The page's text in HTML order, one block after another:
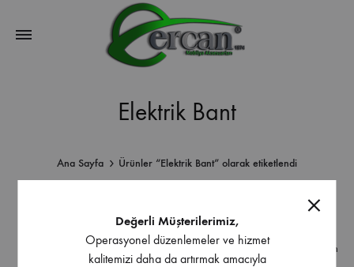
Elektrik Bant
Ana Sayfa Ürünler “Elektrik Bant” olarak etiketlendi
1 Ürün
Değerli Müşterilerimiz,
Operasyonel düzenlemeler ve hizmet
kalitemizi daha da artırmak amacıyla